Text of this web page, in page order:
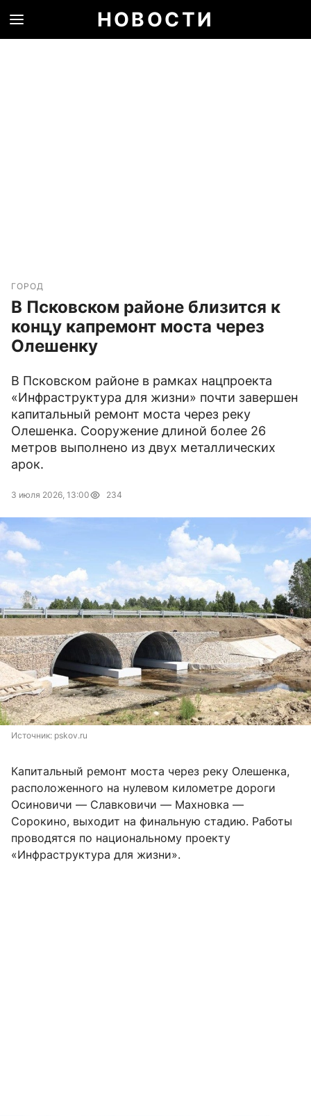
НОВОСТИ
ГОРОД
В Псковском районе близится к
концу капремонт моста через
Олешенку
В Псковском районе в рамках нацпроекта
«Инфраструктура для жизни» почти завершен
капитальный ремонт моста через реку
Олешенка. Сооружение длиной более 26
метров выполнено из двух металлических
арок.
3 июля 2026, 13:00 234
Источник: pskov.ru
Капитальный ремонт моста через реку Олешенка,
расположенного на нулевом километре дороги
Осиновичи — Славковичи — Махновка —
Сорокино, выходит на финальную стадию. Работы
проводятся по национальному проекту
«Инфраструктура для жизни».